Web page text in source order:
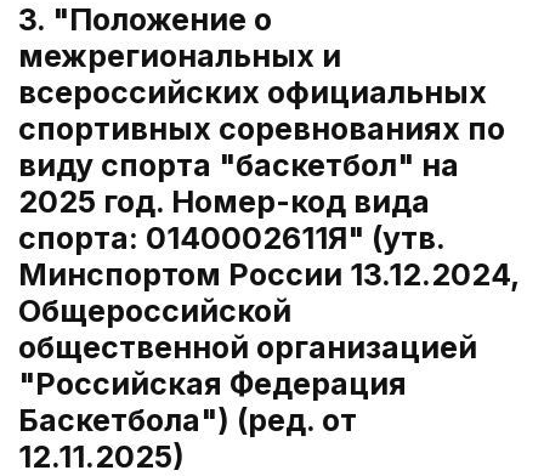
3. "Положение о
межрегиональных и
всероссийских официальных
спортивных соревнованиях по
виду спорта "баскетбол" на
2025 год. Номер-код вида
спорта: 0140002611Я" (утв.
Минспортом России 13.12.2024,
Общероссийской
общественной организацией
"Российская Федерация
Баскетбола") (ред. от
12.11.2025)